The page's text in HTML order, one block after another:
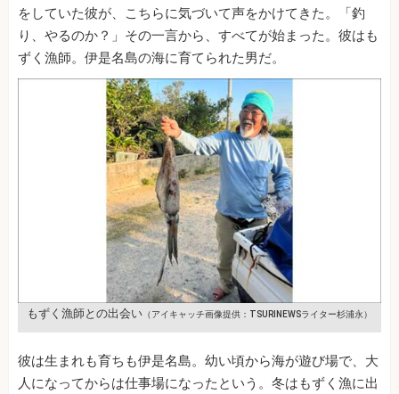
をしていた彼が、こちらに気づいて声をかけてきた。「釣
り、やるのか？」その一言から、すべてが始まった。彼はも
ずく漁師。伊是名島の海に育てられた男だ。
もずく漁師との出会い （アイキャッチ画像提供：TSURINEWSライター杉浦永）
彼は生まれも育ちも伊是名島。幼い頃から海が遊び場で、大
人になってからは仕事場になったという。冬はもずく漁に出